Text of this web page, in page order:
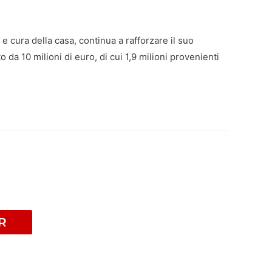
cura della casa, continua a rafforzare il suo
da 10 milioni di euro, di cui 1,9 milioni provenienti